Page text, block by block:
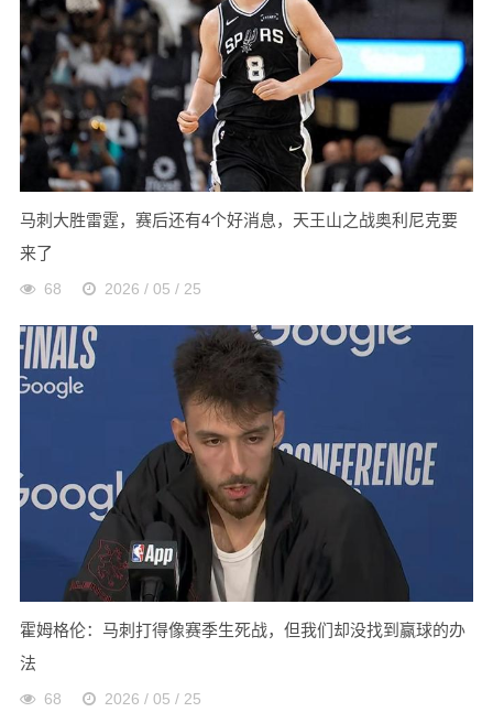
马刺大胜雷霆，赛后还有4个好消息，天王山之战奥利尼克要
来了
68 2026 / 05 / 25
霍姆格伦：马刺打得像赛季生死战，但我们却没找到赢球的办
法
68 2026 / 05 / 25